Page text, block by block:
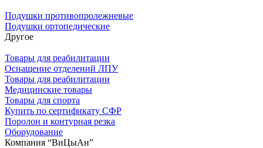
Подушки противопролежневые
Подушки ортопедические
Другое
Товары для реабилитации
Оснащение отделений ЛПУ
Товары для реабилитации
Медицинские товары
Товары для спорта
Купить по сертификату СФР
Поролон и контурная резка
Оборудование
Компания “ВиЦыАн”